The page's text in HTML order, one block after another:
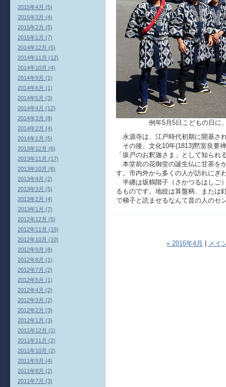
例年5月5日こどもの日に、坂
永源寺は、江戸時代初期に開基さ
その後、文化10年(1813)黙室良要
「坂戸のお釈迦さま」として知られ
本堂前の花御堂の誕生仏に甘茶を
す。市内外から多くの人が訪れにぎ
半纏は坂鶴階子（さかつるはしご
るものです。地紋は算盤柄、または
で梯子と読ませるなんて昔の人のセ
« 2016年4月 メイ
2015年4月 (5)
2015年3月 (4)
2015年2月 (5)
2015年1月 (7)
2014年12月 (5)
2014年11月 (12)
2014年10月 (4)
2014年9月 (1)
2014年6月 (1)
2014年5月 (3)
2014年4月 (12)
2014年3月 (8)
2014年2月 (4)
2014年1月 (5)
2013年12月 (6)
2013年11月 (17)
2013年10月 (6)
2013年4月 (2)
2013年3月 (5)
2013年2月 (4)
2013年1月 (7)
2012年12月 (5)
2012年11月 (15)
2012年10月 (10)
2012年9月 (8)
2012年8月 (1)
2012年7月 (2)
2012年5月 (1)
2012年4月 (2)
2012年3月 (2)
2012年2月 (3)
2012年1月 (3)
2011年12月 (1)
2011年11月 (2)
2011年10月 (2)
2011年9月 (4)
2011年8月 (2)
2011年7月 (3)